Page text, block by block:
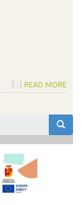
{···} READ MORE